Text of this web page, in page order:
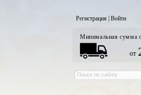
Регистрация Войти
Минимальная сумма
от